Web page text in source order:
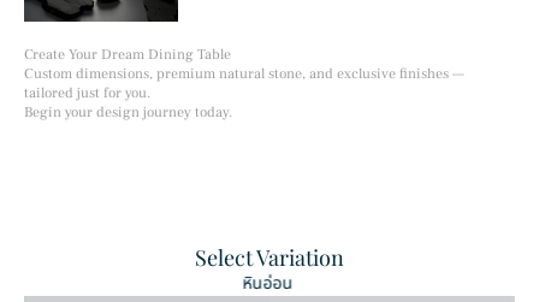
Create Your Dream Dining Table
Custom dimensions, premium natural stone, and exclusive finishes —
tailored just for you.
Begin your design journey today.
Select Variation
หินอ่อน